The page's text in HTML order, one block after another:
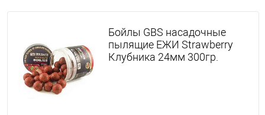
Бойлы GBS насадочные
пылящие ЕЖИ Strawberry
Клубника 24мм 300гр.